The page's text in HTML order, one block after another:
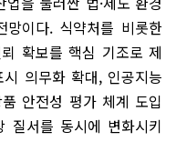
이다. 식약처를 비롯한
확보를 핵심 기조로 제
의무화 확대, 인공지능
안전성 평가 체계 도입
질서를 동시에 변화시키